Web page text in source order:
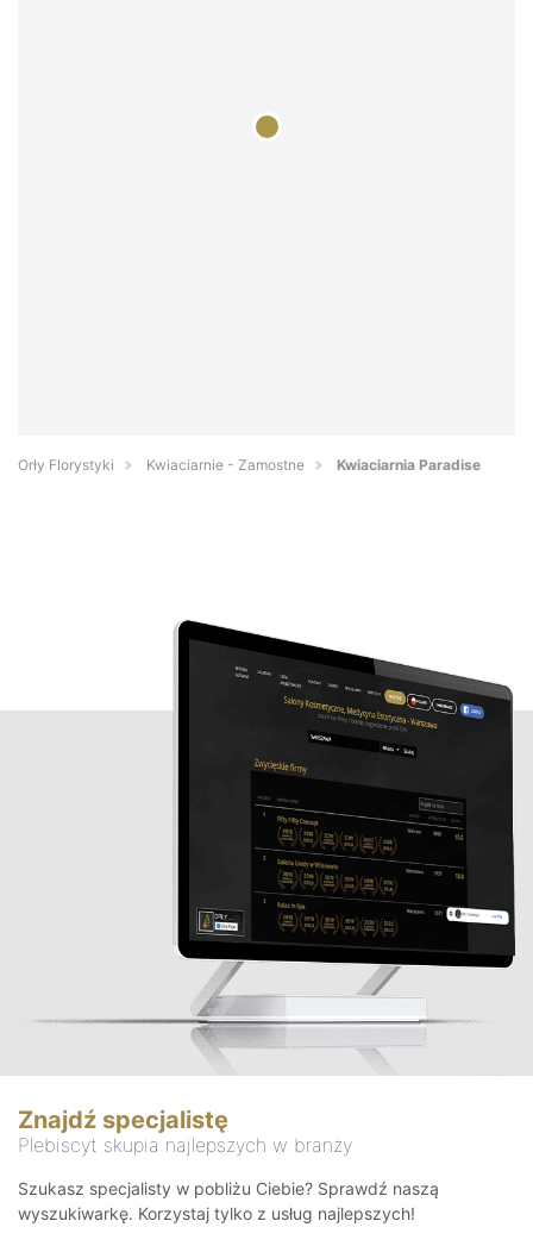
Orły Florystyki Kwiaciarnie - Zamostne Kwiaciarnia Paradise
Znajdź specjalistę
Plebiscyt skupia najlepszych w branży
Szukasz specjalisty w pobliżu Ciebie? Sprawdź naszą
wyszukiwarkę. Korzystaj tylko z usług najlepszych!